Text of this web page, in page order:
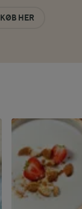
KØB HER
ØKOLOGISK